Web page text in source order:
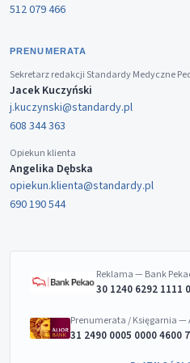
512 079 466
PRENUMERATA
Sekretarz redakcji Standardy Medyczne
Jacek Kuczyński
j.kuczynski@standardy.pl
608 344 363
Opiekun klienta
Angelika Dębska
opiekun.klienta@standardy.pl
690 190 544
Reklama — Bank
30 1240 6292 1111
Prenumerata / Księgarnia —
31 2490 0005 0000 4600